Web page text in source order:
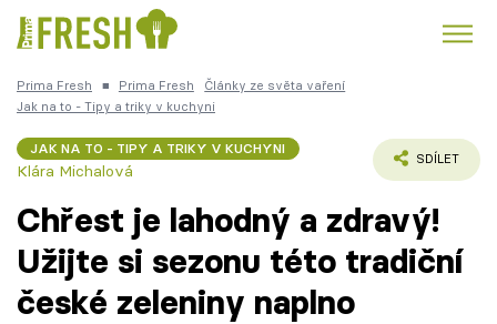
Trendy: Kuře Polévky k večeři
Česká kuchyně Čokoláda
Témata
Prima Fresh ■ Prima Fresh
Články ze světa vaření
Jak na to - Tipy a triky v kuchyni
JAK NA TO - TIPY A TRIKY V KUCHYNI
Klára Michalová
SDÍLET
Chřest je lahodný a zdravý!
Užijte si sezonu této tradiční
české zeleniny naplno